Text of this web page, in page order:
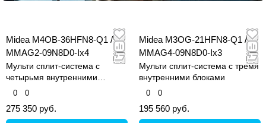
Midea M4OB-36HFN8-Q1 /
MMAG2-09N8D0-Ix4
Мульти сплит-система с
четырьмя внутренними
блоками
0 0
275 350 руб.
Midea M3OG-21HFN8-Q1 /
MMAG4-09N8D0-Ix3
Мульти сплит-система с тремя
внутренними блоками
0 0
195 560 руб.